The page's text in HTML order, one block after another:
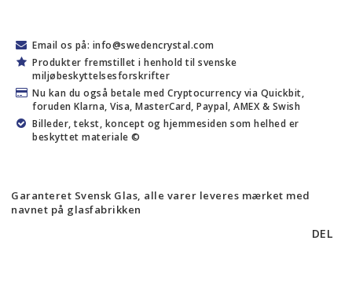
Email os på: info@swedencrystal.com
Produkter fremstillet i henhold til svenske
miljøbeskyttelsesforskrifter
Nu kan du også betale med Cryptocurrency via Quickbit,
foruden Klarna, Visa, MasterCard, Paypal, AMEX & Swish
Billeder, tekst, koncept og hjemmesiden som helhed er
beskyttet materiale ©
Garanteret Svensk Glas, alle varer leveres mærket med
navnet på glasfabrikken
DEL